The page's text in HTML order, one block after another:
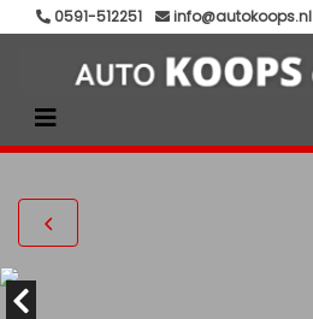
0591-512251 info@autokoops.nl